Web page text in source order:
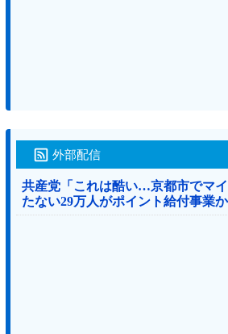
外部配信
共産党「これは酷い…京都市でマ
たない29万人がポイント給付事業